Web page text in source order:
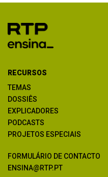
RECURSOS
TEMAS
DOSSIÊS
EXPLICADORES
PODCASTS
PROJETOS ESPECIAIS
FORMULÁRIO DE CONTACTO
ENSINA@RTP.PT